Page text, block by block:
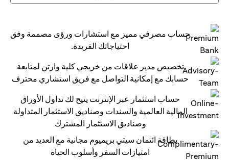
حساب مصرفي مميز مع استشارات ورؤى مصممة وفق
احتياجاتك الفريدة.
تخصيص مدير علاقات من خريجي كلية وارتن لمتابعة
حسابك مع إمكانية التواصل مع فريق استشاري محترف
حساب استثمار عبر الإنترنت يتيح لك تداول الأوراق
المالية العالمية والسندات وصناديق الاستثمار المتداولة
وصناديق الاستثمار المشترك
بطاقة ائتمان سيتي بريميوم مجانية مع العديد من
امتيازات السفر وأسلوب الحياة